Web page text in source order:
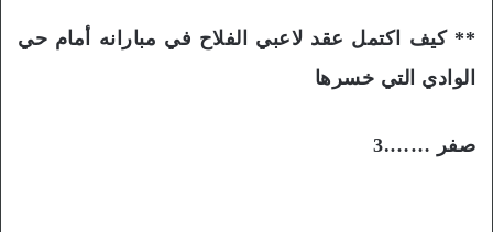
** كيف اكتمل عقد لاعبي الفلاح في مبارانه أمام حي
الوادي التي خسرها
صفر …….3